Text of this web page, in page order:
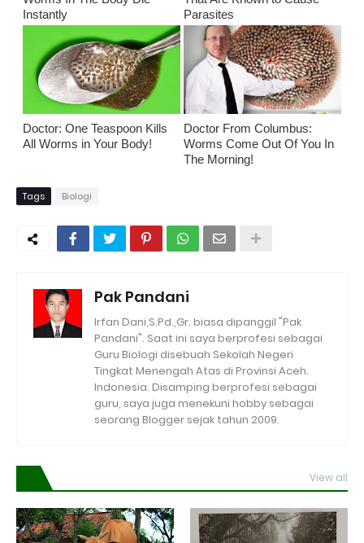
Instantly
Parasites
Doctor: One Teaspoon Kills
All Worms in Your Body!
Doctor From Columbus:
Worms Come Out Of You In
The Morning!
Tags Biologi
Pak Pandani
Irfan Dani,S.Pd.,Gr. biasa dipanggil "Pak
Pandani". Saat ini saya berprofesi sebagai
Guru Biologi disebuah Sekolah Negeri
Tingkat Menengah Atas di Provinsi Aceh.
Indonesia. Disamping berprofesi sebagai
guru, saya juga menekuni hobby sebagai
seorang Blogger sejak tahun 2009.
View all